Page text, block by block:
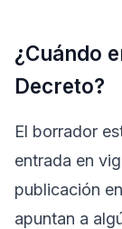
¿Cuándo
Decreto?
El borrador
entrada en
publicación
apuntan a